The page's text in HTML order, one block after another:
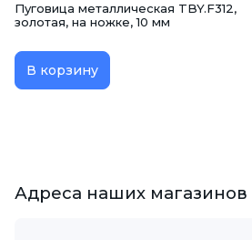
Пуговица металлическая TBY.F312,
золотая, на ножке, 10 мм
В корзину
Адреса наших магазинов